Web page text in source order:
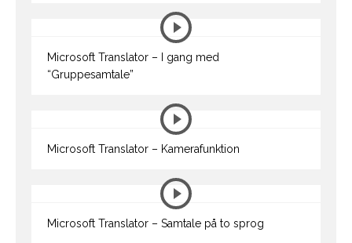
Microsoft Translator – I gang med
“Gruppesamtale”
Microsoft Translator – Kamerafunktion
Microsoft Translator – Samtale på to sprog